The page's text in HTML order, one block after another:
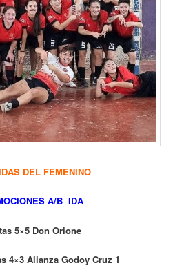
DEL FEMENINO
A/B IDA
5×5 Don Orione
4×3 Alianza Godoy Cruz 1